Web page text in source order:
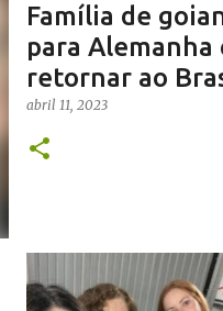
Família de
para Alemanha
retornar ao
abril 11, 2023